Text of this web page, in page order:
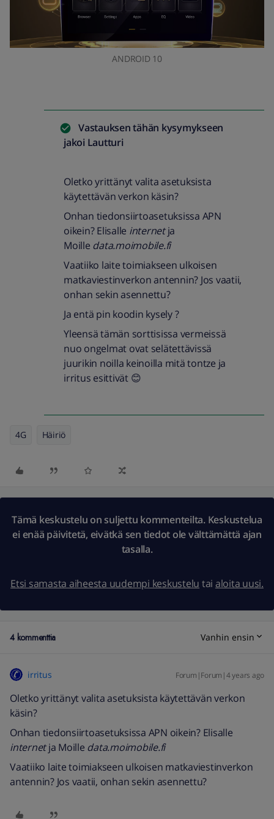
ANDROID 10
Vastauksen tähän kysymykseen
jakoi Lautturi
Oletko yrittänyt valita asetuksista
käytettävän verkon käsin?
Onhan tiedonsiirtoasetuksissa APN
oikein? Elisalle internetja
Moille data.moimobile.fi
Vaatiiko laite toimiakseen ulkoisen
matkaviestinverkon antennin? Jos vaatii,
onhan sekin asennettu?
Ja entä pin koodin kysely ?
Yleensä tämän sorttisissa vermeissä
nuo ongelmat ovat selätettävissä
juurikin noilla keinoilla mitä tontze ja
irritus esittivät 😊
4G Häiriö
Tämä keskustelu on suljettu kommenteilta. Keskustelua
ei enää päivitetä, eivätkä sen tiedot ole välttämättä ajan
tasalla.
Etsi samasta aiheesta uudempi keskustelu tai aloita uusi.
4 kommenttia Vanhin ensin
irritus Forum|Forum|4 years ago
Oletko yrittänyt valita asetuksista käytettävän verkon
käsin?
Onhan tiedonsiirtoasetuksissa APN oikein? Elisalle
internetja Moille data.moimobile.fi
Vaatiiko laite toimiakseen ulkoisen matkaviestinverkon
antennin? Jos vaatii, onhan sekin asennettu?